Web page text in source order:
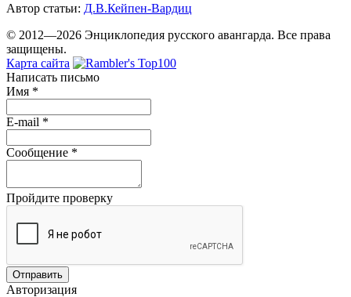
Автор статьи: Д.В.Кейпен-Вардиц
© 2012—2026 Энциклопедия русского авангарда. Все права
защищены.
Карта сайта
Написать письмо
Имя *
E-mail *
Сообщение *
Пройдите проверку
Авторизация